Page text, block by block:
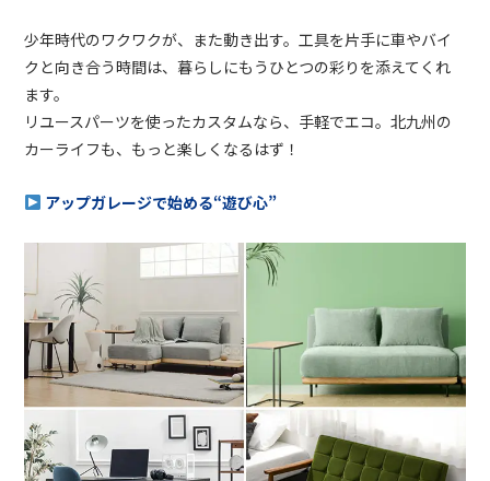
少年時代のワクワクが、また動き出す。工具を片手に車やバイ
クと向き合う時間は、暮らしにもうひとつの彩りを添えてくれ
ます。
リユースパーツを使ったカスタムなら、手軽でエコ。北九州の
カーライフも、もっと楽しくなるはず！
アップガレージで始める“遊び心”